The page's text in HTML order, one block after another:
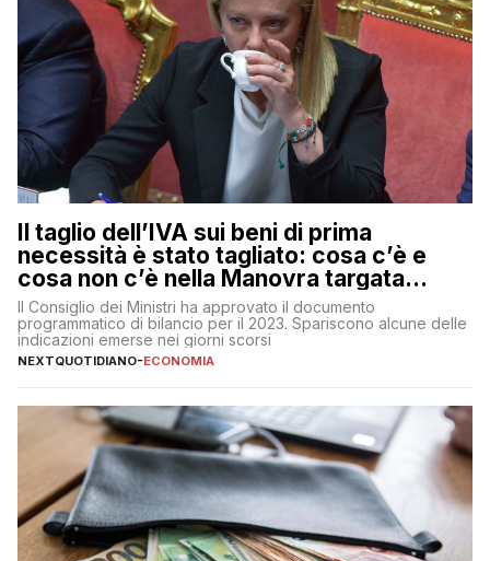
Il taglio dell’IVA sui beni di prima
necessità è stato tagliato: cosa c’è e
cosa non c’è nella Manovra targata
Meloni
Il Consiglio dei Ministri ha approvato il documento
programmatico di bilancio per il 2023. Spariscono alcune delle
indicazioni emerse nei giorni scorsi
NEXTQUOTIDIANO-ECONOMIA